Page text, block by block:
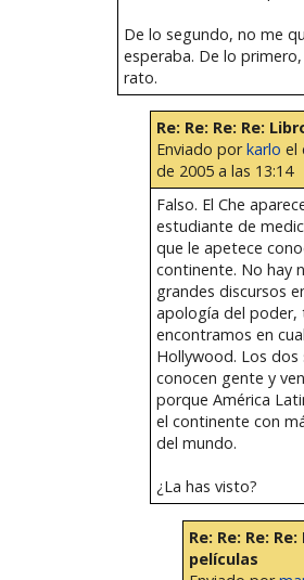
De lo segundo, no me
esperaba. De lo
rato.
Re: Re: Re: Re:
Enviado porkarlo el
de 2005 a las 13:14
Falso. El Che
estudiante de
que le apetece
continente. No hay
grandes discursos
apología del poder,
encontramos en
Hollywood. Los
conocen gente y
porque América
el continente con
del mundo.
¿La has visto?
Re: Re: Re:
películas